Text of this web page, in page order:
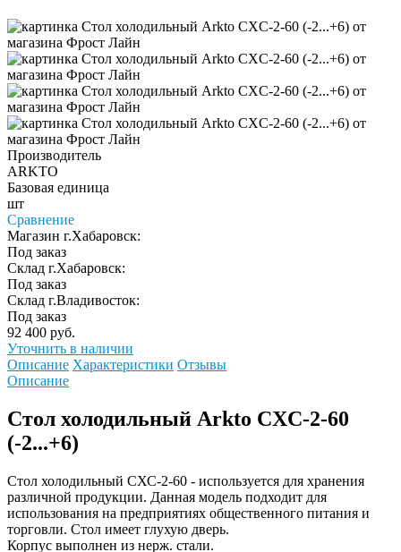
Производитель
ARKTO
Базовая единица
шт
Сравнение
Магазин г.Хабаровск:
Под заказ
Склад г.Хабаровск:
Под заказ
Склад г.Владивосток:
Под заказ
92 400 руб.
Уточнить в наличии
Описание Характеристики Отзывы
Описание
Стол холодильный Arkto CXC-2-60
(-2...+6)
Стол холодильный СХС-2-60 - используется для хранения
различной продукции. Данная модель подходит для
использования на предприятиях общественного питания и
торговли. Стол имеет глухую дверь.
Корпус выполнен из нерж. стали.